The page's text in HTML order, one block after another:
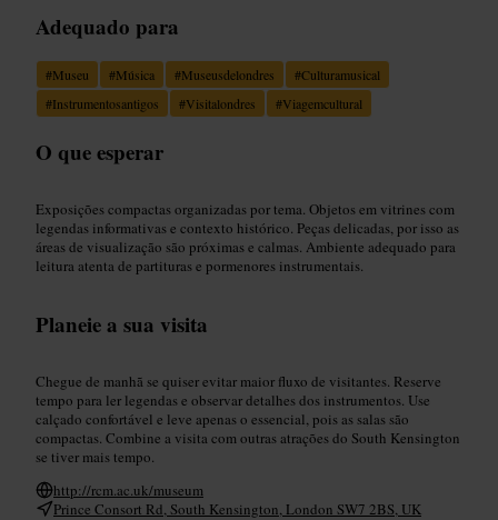
Adequado para
#Museu #Música #Museusdelondres #Culturamusical
#Instrumentosantigos #Visitalondres #Viagemcultural
O que esperar
Exposições compactas organizadas por tema. Objetos em vitrines com
legendas informativas e contexto histórico. Peças delicadas, por isso as
áreas de visualização são próximas e calmas. Ambiente adequado para
leitura atenta de partituras e pormenores instrumentais.
Planeie a sua visita
Chegue de manhã se quiser evitar maior fluxo de visitantes. Reserve
tempo para ler legendas e observar detalhes dos instrumentos. Use
calçado confortável e leve apenas o essencial, pois as salas são
compactas. Combine a visita com outras atrações do South Kensington
se tiver mais tempo.
http://rcm.ac.uk/museum
Prince Consort Rd, South Kensington, London SW7 2BS, UK